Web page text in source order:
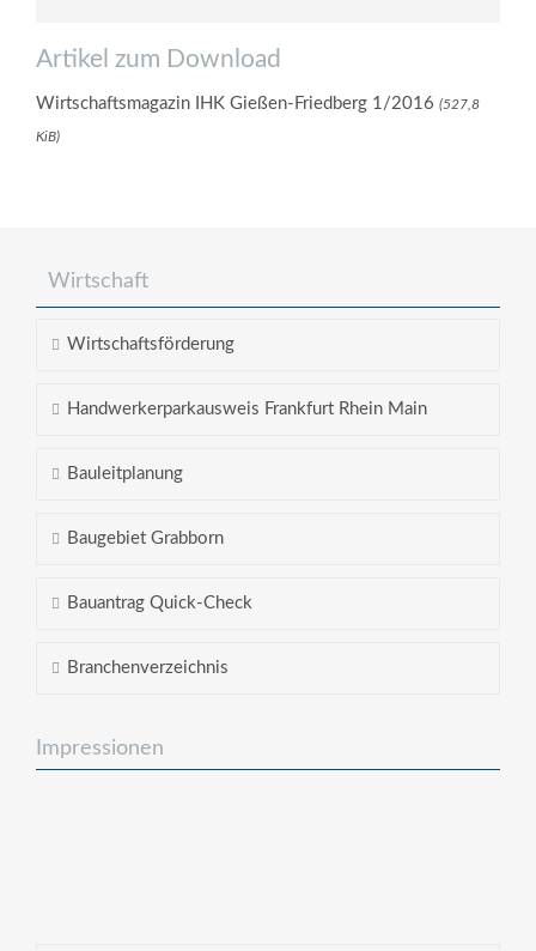
Artikel zum Download
Wirtschaftsmagazin IHK Gießen-Friedberg 1/2016 (527,8
KiB)
Wirtschaft
Wirtschaftsförderung
Handwerkerparkausweis Frankfurt Rhein Main
Bauleitplanung
Baugebiet Grabborn
Bauantrag Quick-Check
Branchenverzeichnis
Impressionen